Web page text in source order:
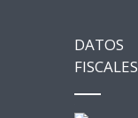
DATOS
FISCALES